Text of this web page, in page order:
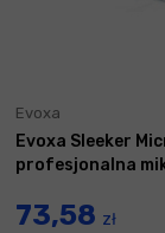
Evoxa
Evoxa Sleeker
profesjonalna
73,58 zł